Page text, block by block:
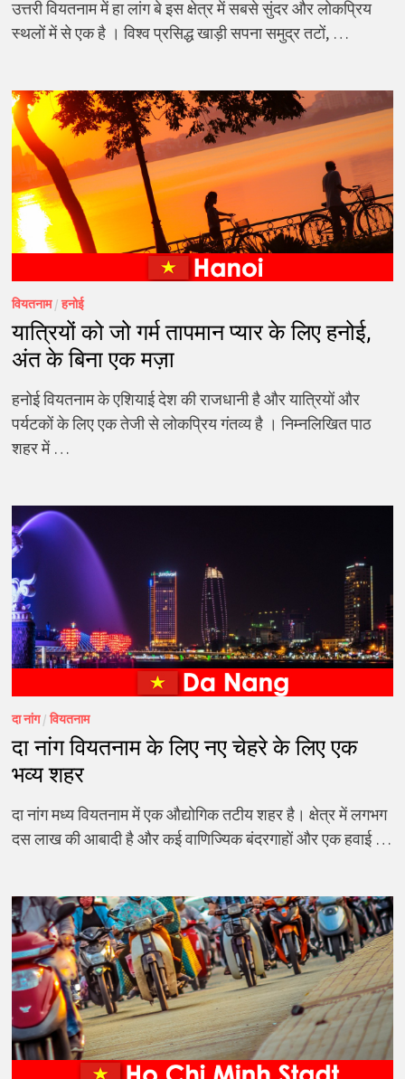
उत्तरी वियतनाम में हा लांग बे इस क्षेत्र में सबसे सुंदर और लोकप्रिय
स्थलों में से एक है । विश्व प्रसिद्ध खाड़ी सपना समुद्र तटों, …
वियतनाम/हनोई
यात्रियों को जो गर्म तापमान प्यार के लिए हनोई,
अंत के बिना एक मज़ा
हनोई वियतनाम के एशियाई देश की राजधानी है और यात्रियों और
पर्यटकों के लिए एक तेजी से लोकप्रिय गंतव्य है । निम्नलिखित पाठ
शहर में …
दा नांग/वियतनाम
दा नांग वियतनाम के लिए नए चेहरे के लिए एक
भव्य शहर
दा नांग मध्य वियतनाम में एक औद्योगिक तटीय शहर है। क्षेत्र में लगभग
दस लाख की आबादी है और कई वाणिज्यिक बंदरगाहों और एक हवाई …